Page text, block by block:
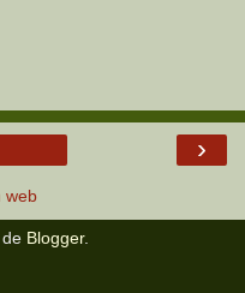
›
web
Blogger.